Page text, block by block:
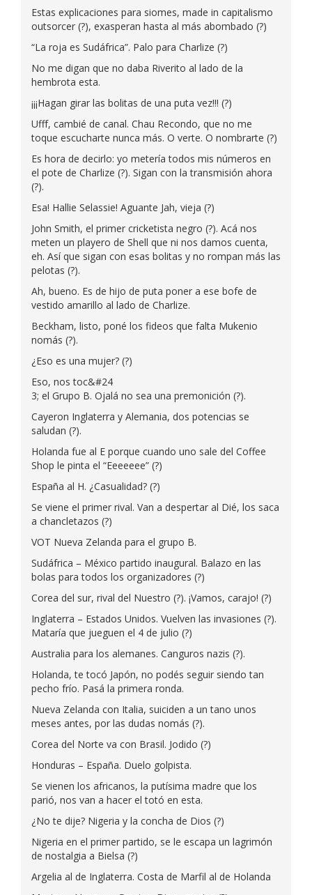
Estas explicaciones para siomes, made in capitalismo
outsorcer (?), exasperan hasta al más abombado (?)
“La roja es Sudáfrica”. Palo para Charlize (?)
No me digan que no daba Riverito al lado de la
hembrota esta.
¡¡¡Hagan girar las bolitas de una puta vez!!! (?)
Ufff, cambié de canal. Chau Recondo, que no me
toque escucharte nunca más. O verte. O nombrarte (?)
Es hora de decirlo: yo metería todos mis números en
el pote de Charlize (?). Sigan con la transmisión ahora
(?).
Esa! Hallie Selassie! Aguante Jah, vieja (?)
John Smith, el primer cricketista negro (?). Acá nos
meten un playero de Shell que ni nos damos cuenta,
eh. Así que sigan con esas bolitas y no rompan más las
pelotas (?).
Ah, bueno. Es de hijo de puta poner a ese bofe de
vestido amarillo al lado de Charlize.
Beckham, listo, poné los fideos que falta Mukenio
nomás (?).
¿Eso es una mujer? (?)
Eso, nos toc&#24
3; el Grupo B. Ojalá no sea una premonición (?).
Cayeron Inglaterra y Alemania, dos potencias se
saludan (?).
Holanda fue al E porque cuando uno sale del Coffee
Shop le pinta el “Eeeeeee” (?)
España al H. ¿Casualidad? (?)
Se viene el primer rival. Van a despertar al Dié, los saca
a chancletazos (?)
VOT Nueva Zelanda para el grupo B.
Sudáfrica – México partido inaugural. Balazo en las
bolas para todos los organizadores (?)
Corea del sur, rival del Nuestro (?). ¡Vamos, carajo! (?)
Inglaterra – Estados Unidos. Vuelven las invasiones (?).
Mataría que jueguen el 4 de julio (?)
Australia para los alemanes. Canguros nazis (?).
Holanda, te tocó Japón, no podés seguir siendo tan
pecho frío. Pasá la primera ronda.
Nueva Zelanda con Italia, suiciden a un tano unos
meses antes, por las dudas nomás (?).
Corea del Norte va con Brasil. Jodido (?)
Honduras – España. Duelo golpista.
Se vienen los africanos, la putísima madre que los
parió, nos van a hacer el totó en esta.
¿No te dije? Nigeria y la concha de Dios (?)
Nigeria en el primer partido, se le escapa un lagrimón
de nostalgia a Bielsa (?)
Argelia al de Inglaterra. Costa de Marfil al de Holanda